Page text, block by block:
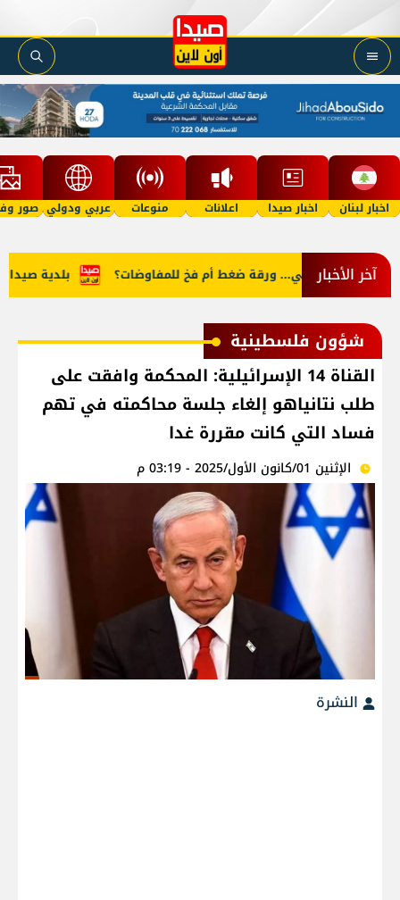
اخبار لبنان اخبار صيدا اعلانات منوعات عربي ودولي صور
آخر الأخبار بلدية صيدا الإسرائيلي... ورقة ضغط أم فخ للمفاوضات؟
شؤون فلسطينية
القناة 14 الإسرائيلية: المحكمة وافقت على
طلب نتانياهو إلغاء جلسة محاكمته في تهم
فساد التي كانت مقررة غدا
الإثنين 01/كانون الأول/2025 - 03:19 م
النشرة